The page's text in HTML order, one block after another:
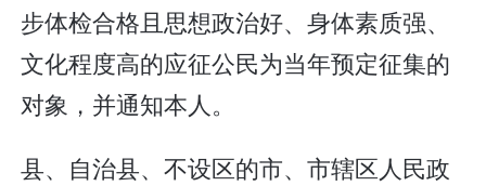
步体检合格且思想政治好、身体素质强、
文化程度高的应征公民为当年预定征集的
对象，并通知本人。
县、自治县、不设区的市、市辖区人民政